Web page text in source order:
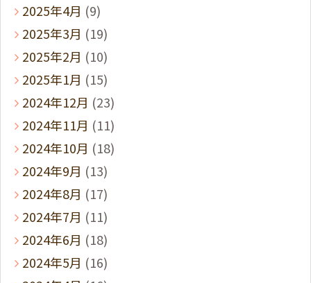
2025年4月 (9)
2025年3月 (19)
2025年2月 (10)
2025年1月 (15)
2024年12月 (23)
2024年11月 (11)
2024年10月 (18)
2024年9月 (13)
2024年8月 (17)
2024年7月 (11)
2024年6月 (18)
2024年5月 (16)